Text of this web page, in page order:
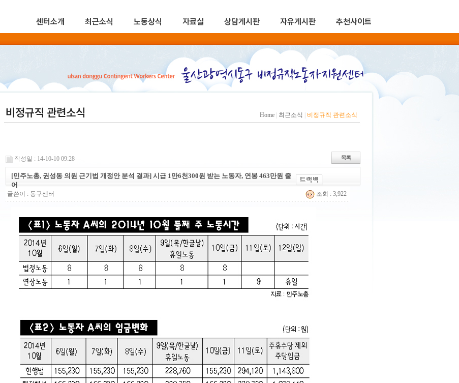
센터소개 최근소식 노동상식 자료실 상담게시판 자유게시판 추천사이트
비정규직 관련소식 Home 최근소식 비정규직 관련소식
작성일 : 14-10-10 09:28
[민주노총, 권성동 의원 근기법 개정안 분석 결과] 시급 1만6천300원 받는 노동자, 연봉 463만원 줄
어
글쓴이 : 동구센터 조회 : 3,922